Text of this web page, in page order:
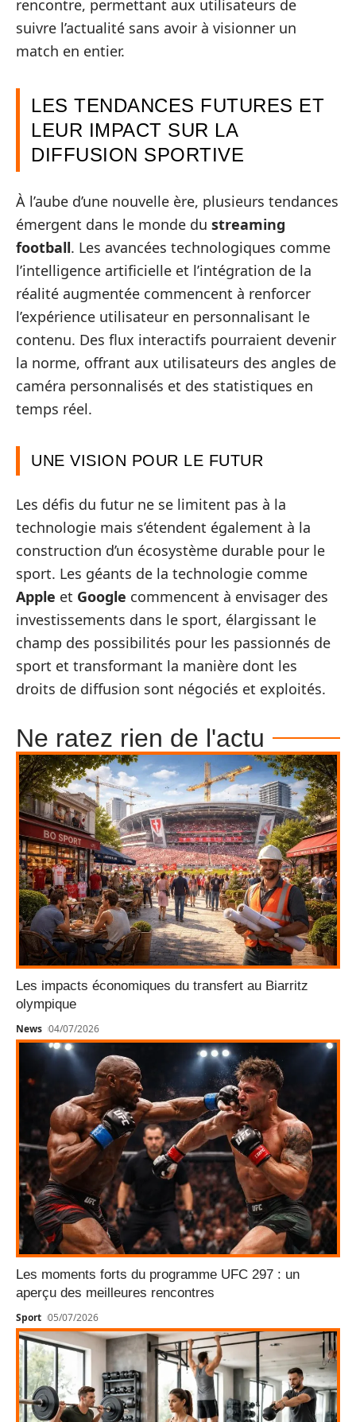
rencontre, permettant aux utilisateurs de
suivre l’actualité sans avoir à visionner un
match en entier.
LES TENDANCES FUTURES ET
LEUR IMPACT SUR LA
DIFFUSION SPORTIVE
À l’aube d’une nouvelle ère, plusieurs tendances
émergent dans le monde du streaming
football. Les avancées technologiques comme
l’intelligence artificielle et l’intégration de la
réalité augmentée commencent à renforcer
l’expérience utilisateur en personnalisant le
contenu. Des flux interactifs pourraient devenir
la norme, offrant aux utilisateurs des angles de
caméra personnalisés et des statistiques en
temps réel.
UNE VISION POUR LE FUTUR
Les défis du futur ne se limitent pas à la
technologie mais s’étendent également à la
construction d’un écosystème durable pour le
sport. Les géants de la technologie comme
Apple et Google commencent à envisager des
investissements dans le sport, élargissant le
champ des possibilités pour les passionnés de
sport et transformant la manière dont les
droits de diffusion sont négociés et exploités.
Ne ratez rien de l'actu
Les impacts économiques du transfert au Biarritz
olympique
News 04/07/2026
Les moments forts du programme UFC 297 : un
aperçu des meilleures rencontres
Sport 05/07/2026